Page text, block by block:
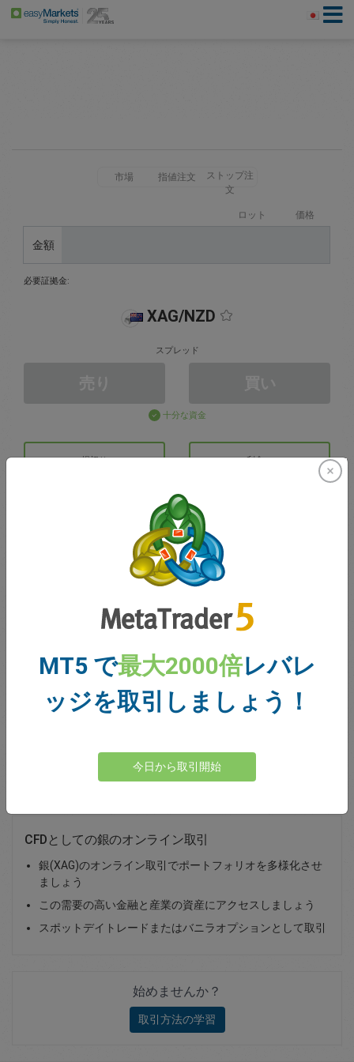
市場 指値注文
ストップ注
文
ロット 価格
金額
必要証拠金:
XAG/NZD
スプレッド
十分な資金
損切り 利食い
取引アカウントの作成
取引のための残高
合計のオープン損益
資金を入金
CFDとしての銀のオンライン取引
銀(XAG)のオンライン取引でポートフォリオを多様化させ
ましょう
この需要の高い金融と産業の資産にアクセスしましょう
スポットデイトレードまたはバニラオプションとして取引
始めませんか？
取引方法の学習
MT5 で最大2000倍レバレ
ッジを取引しましょう！
今日から取引開始